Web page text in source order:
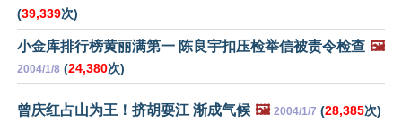
(39,339次)
小金库排行榜黄丽满第一 陈良宇扣压检举信被责令检查 🖼️
2004/1/8 (24,380次)
曾庆红占山为王！挤胡耍江 渐成气候 🖼️ 2004/1/7 (28,385次)